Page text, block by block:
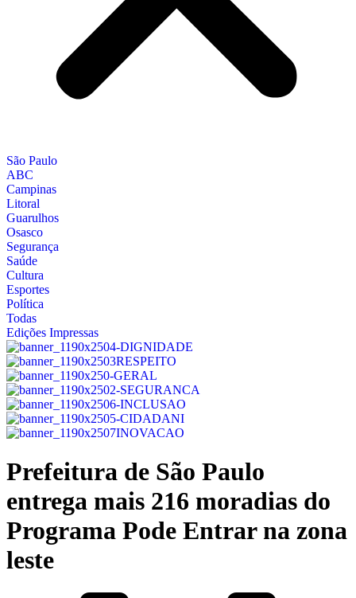
São Paulo
ABC
Campinas
Litoral
Guarulhos
Osasco
Segurança
Saúde
Cultura
Esportes
Política
Todas
Edições Impressas
Prefeitura de São Paulo
entrega mais 216 moradias do
Programa Pode Entrar na zona
leste